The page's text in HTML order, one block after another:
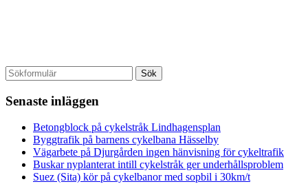
Senaste inläggen
Betongblock på cykelstråk Lindhagensplan
Byggtrafik på barnens cykelbana Hässelby
Vägarbete på Djurgården ingen hänvisning för cykeltrafik
Buskar nyplanterat intill cykelstråk ger underhållsproblem
Suez (Sita) kör på cykelbanor med sopbil i 30km/t